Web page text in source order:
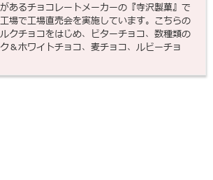
あるチョコレートメーカーの『寺沢製菓』で
場で工場直売会を実施しています。こちらの
クチョコをはじめ、ビターチョコ、数種類の
＆ホワイトチョコ、麦チョコ、ルビーチョ